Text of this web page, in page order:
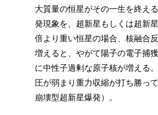
大質量の恒星がその一生を終え
発現象を、超新星もしくは超新
倍より重い恒星の場合、核融合
増えると、やがて陽子の電子捕
に中性子過剰な原子核が増える
圧が弱まり重力収縮が打ち勝っ
崩壊型超新星爆発）。